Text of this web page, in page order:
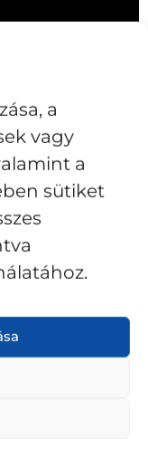
a
vagy
a
sütiket
a még
a minőség